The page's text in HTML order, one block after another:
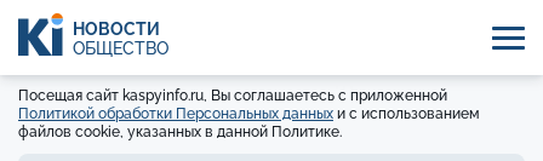
НОВОСТИ
ОБЩЕСТВО
Посещая сайт kaspyinfo.ru, Вы соглашаетесь с приложенной
Политикой обработки Персональных данных и с использованием
файлов cookie, указанных в данной Политике.